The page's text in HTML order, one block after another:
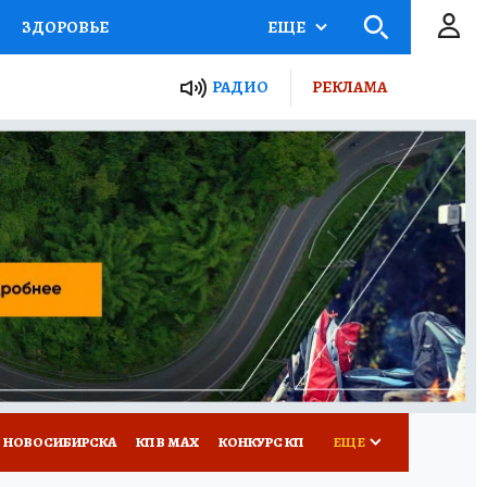
ЗДОРОВЬЕ
Я ЗНАЮ СЕМЬЯ
СЕРИАЛЫ
ВСЕ О КП РАДИО КП
ЕЩЕ
РАДИО РЕКЛАМА
КП В МАХ КОНКУРС КП ЕЩЕ